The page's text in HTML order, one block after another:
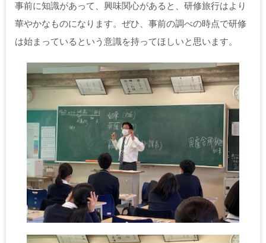
事前に知識があって、興味関心があると、研修旅行はより
華やかなものになります。ぜひ、事前の調べの時点で研修
は始まっているという意識を持ってほしいと思います。